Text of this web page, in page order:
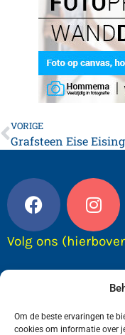
Om de beste ervaringen te
cookies om informatie over
VORIGE
Volg ons